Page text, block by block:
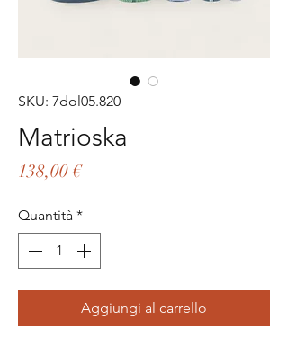
SKU: 7dol05.820
Matrioska
138,00 €Prezzo
Quantità *
Aggiungi al carrello